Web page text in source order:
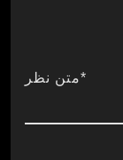
*متن نظر